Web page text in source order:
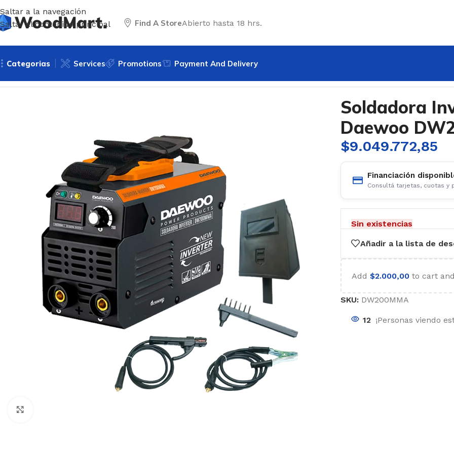
Saltar a la navegación
Saltar al contenido principal
Find A StoreAbierto hasta 18 hrs.
Categorias Services Promotions
Payment And Delivery
Soldadora
Daewoo
$9.049.772,85
Financiación
Consultá tarjetas, cuotas y
Sin existencias
Añadir a la lista de
Add $2.000,00 to cart
SKU: DW200MMA
12 ¡Personas viendo